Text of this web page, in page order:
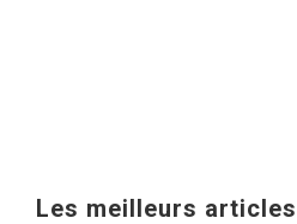
Les meilleurs articles